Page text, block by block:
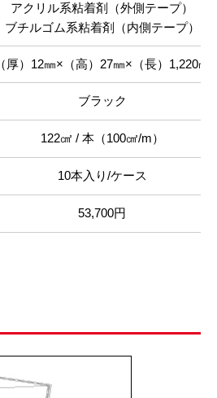
アクリル系粘着剤（外側テープ）
ブチルゴム系粘着剤（内側テープ）
（厚）12㎜×（高）27㎜×（長）1,220㎜
ブラック
122㎠ / 本（100㎠/m）
10本入り/ケース
53,700円